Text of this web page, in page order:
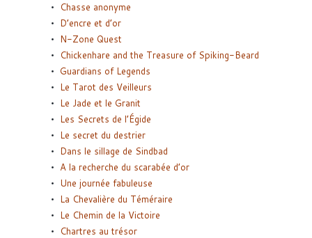
Chasse anonyme
D’encre et d’or
N-Zone Quest
Chickenhare and the Treasure of Spiking-Beard
Guardians of Legends
Le Tarot des Veilleurs
Le Jade et le Granit
Les Secrets de l’Égide
Le secret du destrier
Dans le sillage de Sindbad
A la recherche du scarabée d’or
Une journée fabuleuse
La Chevalière du Téméraire
Le Chemin de la Victoire
Chartres au trésor